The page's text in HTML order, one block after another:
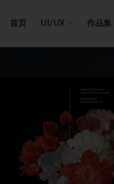
首页 UI/UX 作品集